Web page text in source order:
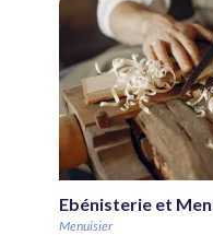
Ebénisterie et
Menuisier